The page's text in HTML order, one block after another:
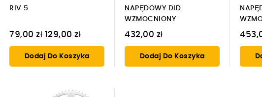
RIV 5
79,00 zł Cena
regularna
129,00 zł
Dodaj Do Koszyka
NAPĘDOWY DID
WZMOCNIONY
432,00 zł
Dodaj Do Koszyka